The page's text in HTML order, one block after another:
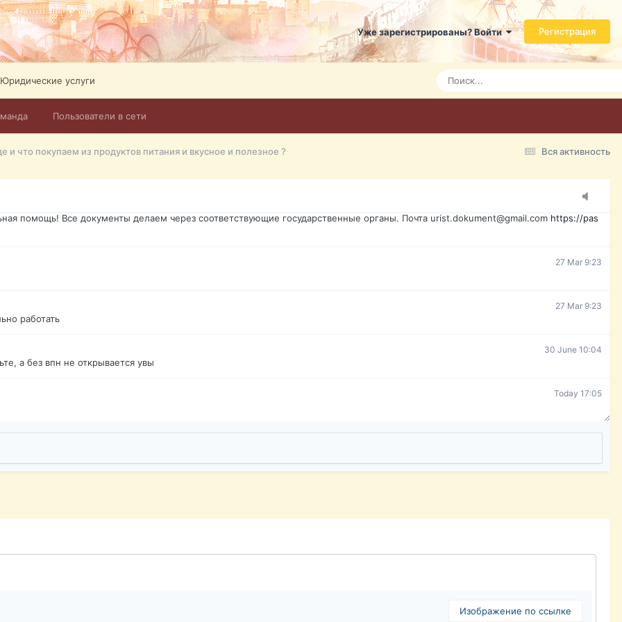
Уже зарегистрированы? Войти Регистрация
Пользователи в сети
Юридические услуги
Вся активность
и что покупаем из продуктов питания и вкусное и полезное ?
Абонемент на 4 тв всего 12,5 Евро в месяц! Легко настроить справится даже ребенок. Быстрое оформление договора с
+972-526-384-339
7 Mar 3:21
7 Mar 3:24
7 Mar 3:28
форума?т из э
15 Mar 16:47
помощь! Все документы делаем через соответствующие государственные органы. Почта urist.dokument@gmail.com https://pas
27 Mar 9:23
27 Mar 9:23
работать
30 June 10:04
а без впн не открывается увы
Today 17:05
Изображение по ссылке